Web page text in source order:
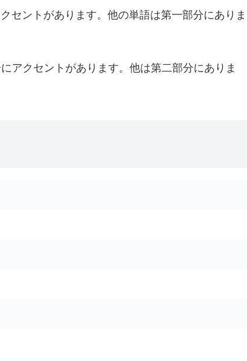
セントがあります。他の単語は第一部分にありま
アクセントがあります。他は第二部分にありま